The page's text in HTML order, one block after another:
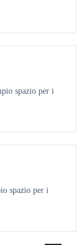
spazio per i
spazio per i